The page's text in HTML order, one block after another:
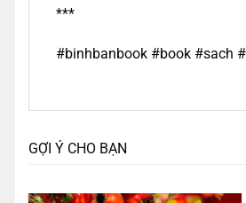
***
#binhbanbook #book #sach
GỢI Ý CHO BẠN